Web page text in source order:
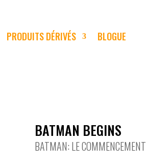
PRODUITS DÉRIVÉS BLOGUE
BATMAN BEGINS
BATMAN: LE COMMENCEMENT